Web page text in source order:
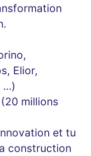
Elior,
…)
millions
et tu
construction